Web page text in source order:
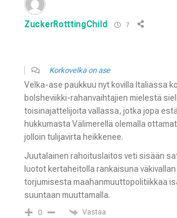
ZuckerRotttingChild 7
Korkovelka on ase
Velka-ase paukkuu nyt kovilla Italiassa
bolsheviikki-rahanvaihtajien mielestä
toisinajattelijoita vallassa, jotka jopa
hukkumasta Välimerellä olemalla
jolloin tulijavirta heikkenee.
Juutalainen rahoituslaitos veti sisään
luotot kertaheitolla rankaisuna
torjumisesta maahanmuuttopolitiikkaa
suuntaan muuttamalla.
0 Vastaa